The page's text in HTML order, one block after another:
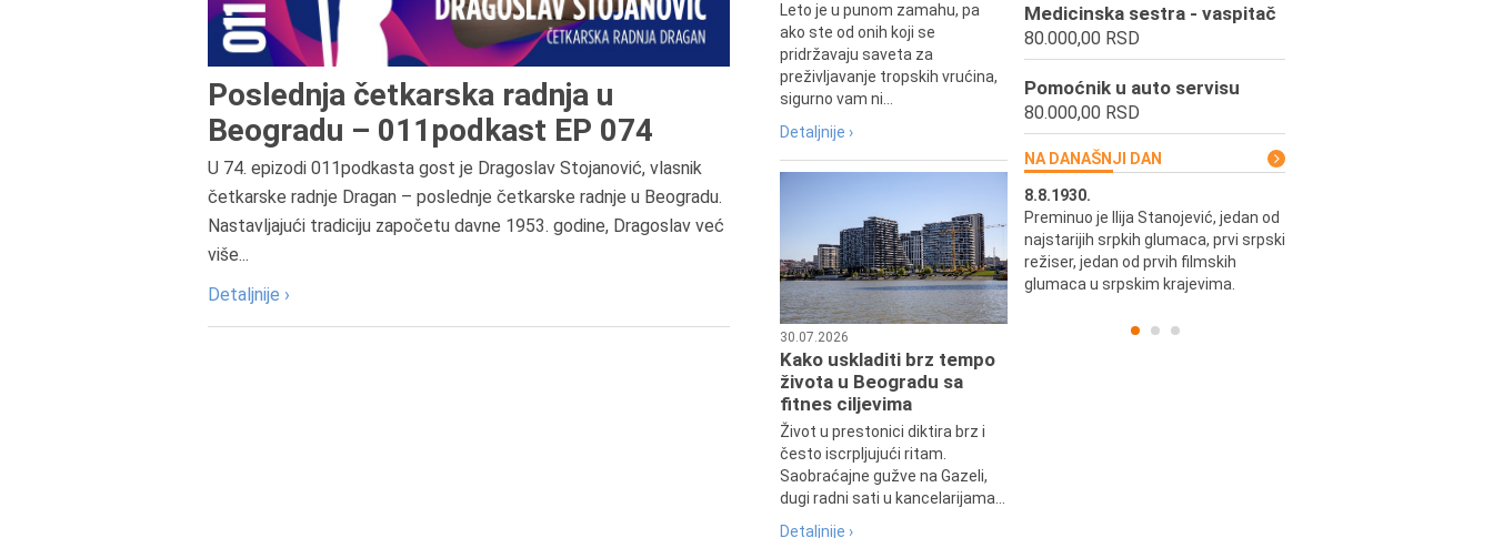
Poslednja četkarska radnja u
Beogradu – 011podkast EP 074
U 74. epizodi 011podkasta gost je Dragoslav Stojanović, vlasnik
četkarske radnje Dragan – poslednje četkarske radnje u Beogradu.
Nastavljajući tradiciju započetu davne 1953. godine, Dragoslav već
više...
Detaljnije ›
Leto je u punom zamahu, pa
ako ste od onih koji se
pridržavaju saveta za
preživljavanje tropskih vrućina,
sigurno vam ni...
Detaljnije ›
30.07.2026
Kako uskladiti brz tempo
života u Beogradu sa
fitnes ciljevima
Život u prestonici diktira brz i
često iscrpljujući ritam.
Saobraćajne gužve na Gazeli,
dugi radni sati u kancelarijama...
Detaljnije ›
Medicinska sestra - vaspitač
80.000,00 RSD
Pomoćnik u auto servisu
80.000,00 RSD
NA DANAŠNJI DAN
Preminuo je Dejan Kosanović,
istoričar filma, filmski reditelj,
profesor i dekan Fakulteta dramskih
umetnosti u Beogradu.
8.8.1930.
Preminuo je Ilija Stanojević, jedan od
najstarijih srpkih glumaca, prvi srpski
režiser, jedan od prvih filmskih
glumaca u srpskim krajevima.